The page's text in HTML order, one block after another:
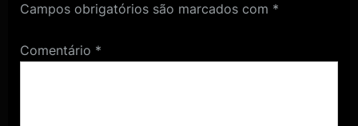
Campos obrigatórios são marcados com *
Comentário *